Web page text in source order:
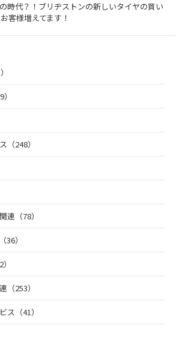
時代？！ブリヂストンの新しいタイヤの買い
客様増えてます！
（248）
連（78）
36）
（253）
ス（41）